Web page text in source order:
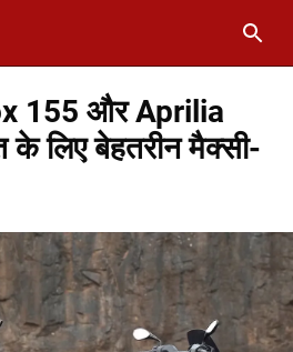
155 और Aprilia
के लिए बेहतरीन मैक्सी-